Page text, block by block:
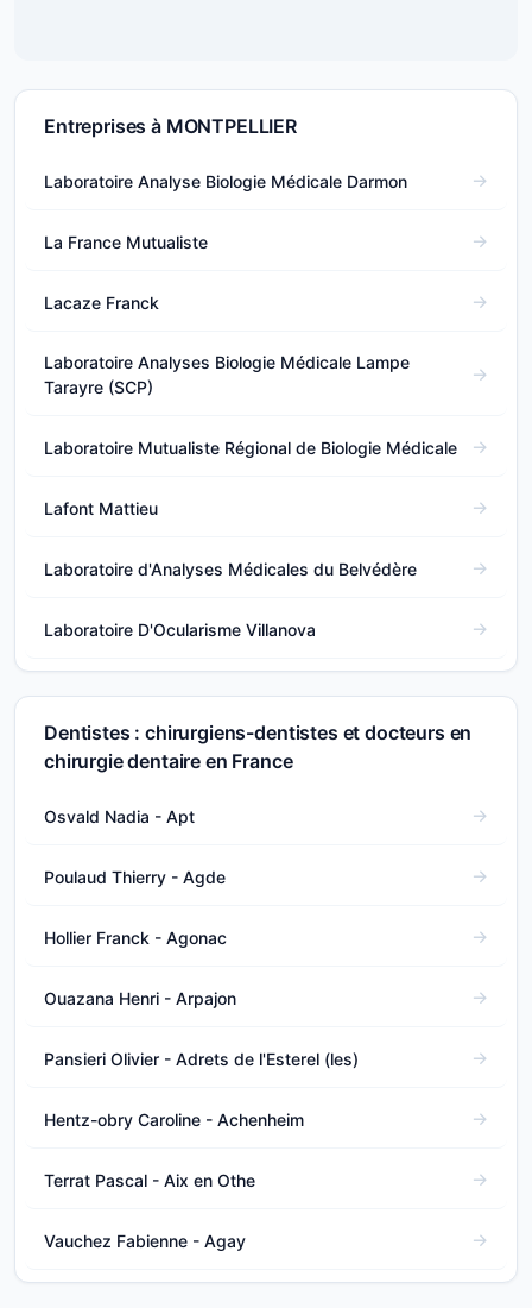
Entreprises à MONTPELLIER
Laboratoire Analyse Biologie Médicale Darmon
La France Mutualiste
Lacaze Franck
Laboratoire Analyses Biologie Médicale Lampe
Tarayre (SCP)
Laboratoire Mutualiste Régional de Biologie Médicale
Lafont Mattieu
Laboratoire d'Analyses Médicales du Belvédère
Laboratoire D'Ocularisme Villanova
Dentistes : chirurgiens-dentistes et docteurs en
chirurgie dentaire en France
Osvald Nadia - Apt
Poulaud Thierry - Agde
Hollier Franck - Agonac
Ouazana Henri - Arpajon
Pansieri Olivier - Adrets de l'Esterel (les)
Hentz-obry Caroline - Achenheim
Terrat Pascal - Aix en Othe
Vauchez Fabienne - Agay